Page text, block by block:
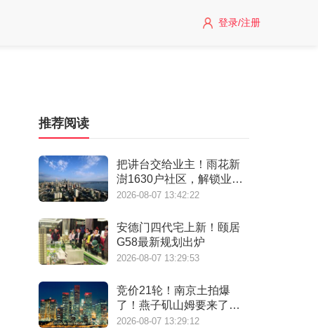
登录/注册
推荐阅读
把讲台交给业主！雨花新
澍1630户社区，解锁业主
自治社群新样本
2026-08-07 13:42:22
安德门四代宅上新！颐居
G58最新规划出炉
2026-08-07 13:29:53
竞价21轮！南京土拍爆
了！燕子矶山姆要来了…
2026-08-07 13:29:12